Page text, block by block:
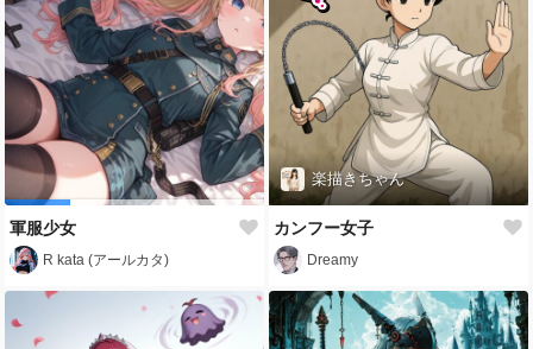
軍服少女
R kata (アールカタ)
楽描きちゃん
カンフー女子
Dreamy